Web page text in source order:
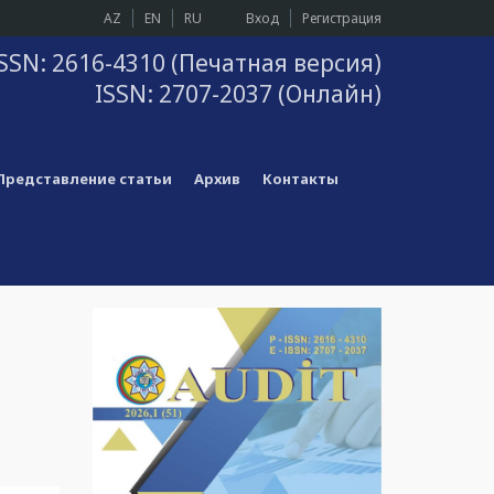
Вход Регистрация
AZ EN RU
2616-4310 (Печатная версия)
ISSN: 2707-2037 (Онлайн)
статьи Архив Контакты